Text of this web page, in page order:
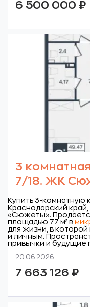
6 500 000 ₽
3
7/18. ЖК
Купить 3-комнатную
Краснодарский
«Сюжеты».
площадью 77 м² в
для жизни, в
и личным.
привычки и будущие
20.06.2026
7 663 126 ₽